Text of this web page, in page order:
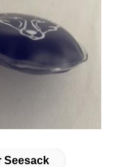
Seesack